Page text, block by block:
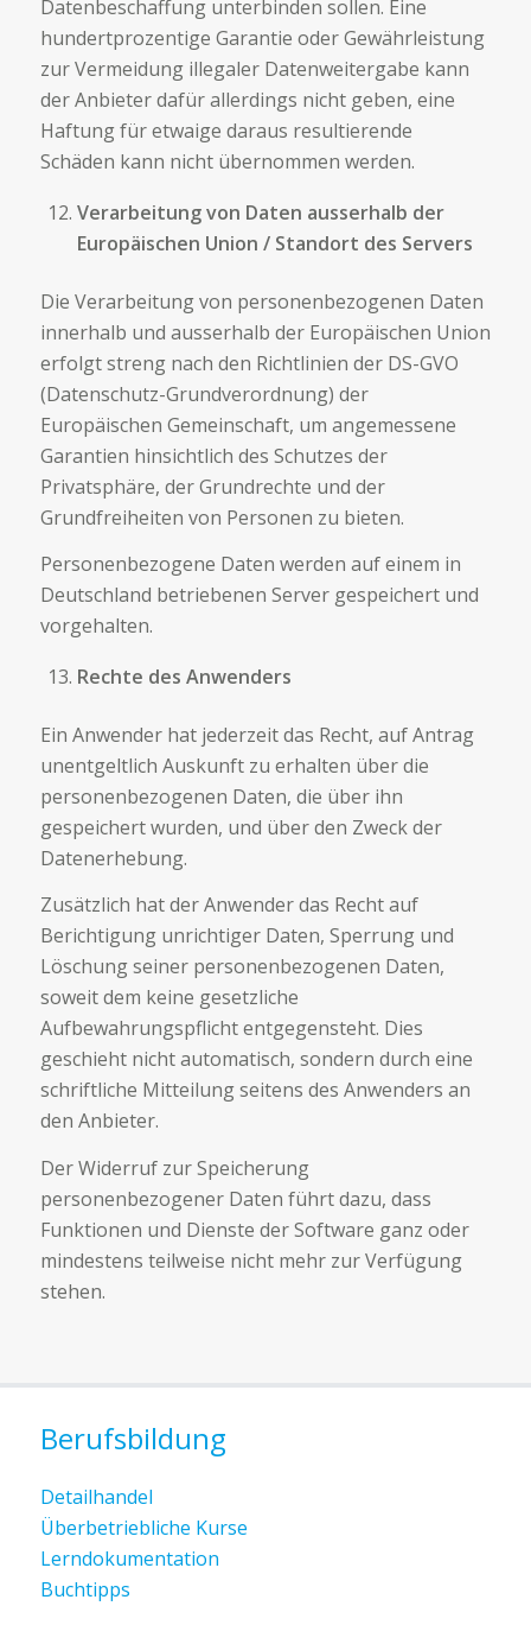
Datenbeschaffung unterbinden sollen. Eine
hundertprozentige Garantie oder Gewährleistung
zur Vermeidung illegaler Datenweitergabe kann
der Anbieter dafür allerdings nicht geben, eine
Haftung für etwaige daraus resultierende
Schäden kann nicht übernommen werden.
Verarbeitung von Daten ausserhalb der
Europäischen Union / Standort des Servers
Die Verarbeitung von personenbezogenen Daten
innerhalb und ausserhalb der Europäischen Union
erfolgt streng nach den Richtlinien der DS-GVO
(Datenschutz-Grundverordnung) der
Europäischen Gemeinschaft, um angemessene
Garantien hinsichtlich des Schutzes der
Privatsphäre, der Grundrechte und der
Grundfreiheiten von Personen zu bieten.
Personenbezogene Daten werden auf einem in
Deutschland betriebenen Server gespeichert und
vorgehalten.
Rechte des Anwenders
Ein Anwender hat jederzeit das Recht, auf Antrag
unentgeltlich Auskunft zu erhalten über die
personenbezogenen Daten, die über ihn
gespeichert wurden, und über den Zweck der
Datenerhebung.
Zusätzlich hat der Anwender das Recht auf
Berichtigung unrichtiger Daten, Sperrung und
Löschung seiner personenbezogenen Daten,
soweit dem keine gesetzliche
Aufbewahrungspflicht entgegensteht. Dies
geschieht nicht automatisch, sondern durch eine
schriftliche Mitteilung seitens des Anwenders an
den Anbieter.
Der Widerruf zur Speicherung
personenbezogener Daten führt dazu, dass
Funktionen und Dienste der Software ganz oder
mindestens teilweise nicht mehr zur Verfügung
stehen.
Berufsbildung
Detailhandel
Überbetriebliche Kurse
Lerndokumentation
Buchtipps